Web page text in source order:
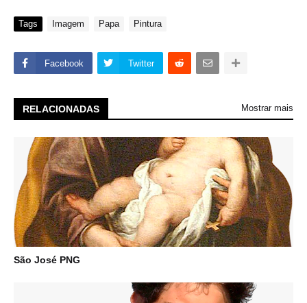
Tags Imagem Papa Pintura
Facebook Twitter
RELACIONADAS Mostrar mais
São José PNG